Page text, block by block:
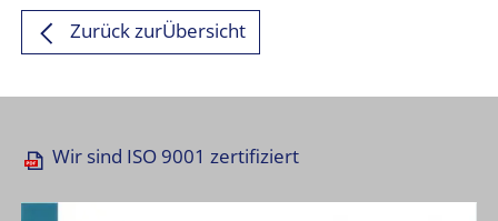
Zurück zurÜbersicht
Wir sind ISO 9001 zertifiziert